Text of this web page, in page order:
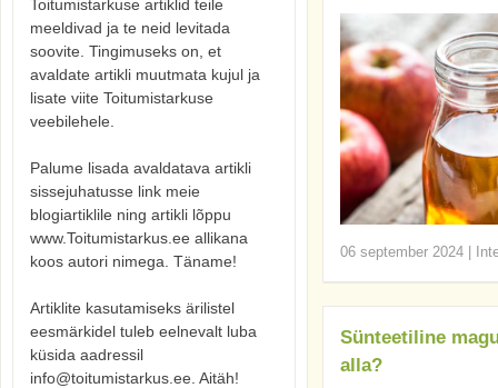
06 september 2024
Sünteetiline
alla?
Toitumistarkuse artiklid teile
meeldivad ja te neid levitada
soovite. Tingimuseks on, et
avaldate artikli muutmata kujul ja
lisate viite Toitumistarkuse
veebilehele.
Palume lisada avaldatava artikli
sissejuhatusse link meie
blogiartiklile ning artikli lõppu
www.Toitumistarkus.ee allikana
koos autori nimega. Täname!
Artiklite kasutamiseks ärilistel
eesmärkidel tuleb eelnevalt luba
küsida aadressil
info@toitumistarkus.ee. Aitäh!